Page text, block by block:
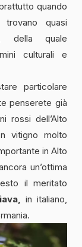
quando
quasi
della quale
culturali e
particolare
penserete già
rossi dell’Alto
vitigno molto
in Alto
un’ottima
il meritato
in italiano,